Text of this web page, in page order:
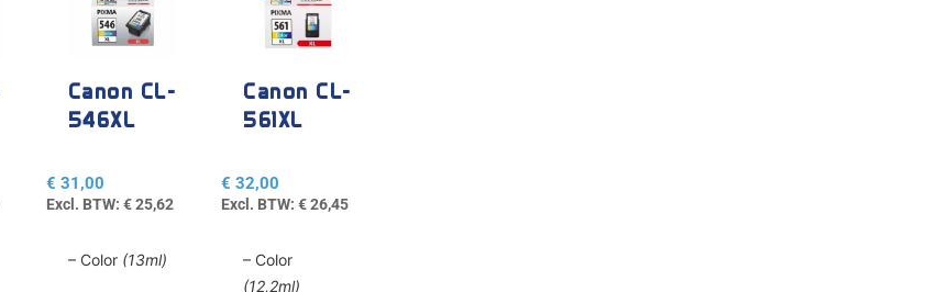
Canon CL-
546XL
€ 31,00
Excl. BTW: €25,62
– Color (13ml)
Canon CL-
561XL
€ 32,00
Excl. BTW:€26,45
– Color
(12,2ml)